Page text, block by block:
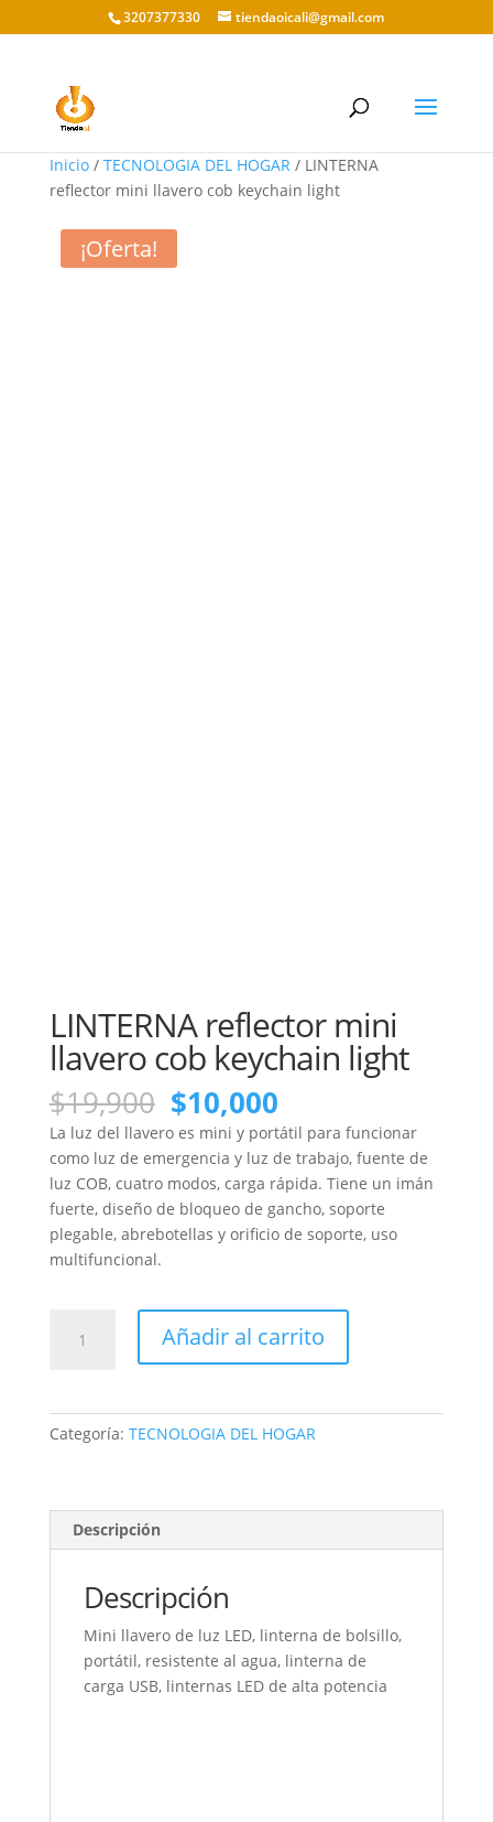
3207377330 tiendaoicali@gmail.com
Inicio/ TECNOLOGIA DEL HOGAR/ LINTERNA
reflector mini llavero cob keychain light
¡Oferta!
LINTERNA reflector mini
llavero cob keychain light
$19,900 El
precio
original
era:
$19,900.
$10,000El
precio
actual
es:
$10,000.
La luz del llavero es mini y portátil para funcionar
como luz de emergencia y luz de trabajo, fuente de
luz COB, cuatro modos, carga rápida. Tiene un imán
fuerte, diseño de bloqueo de gancho, soporte
plegable, abrebotellas y orificio de soporte, uso
multifuncional.
reflector
keychain
Añadir al carrito
Categoría: TECNOLOGIA DEL HOGAR
Descripción
Descripción
Mini llavero de luz LED, linterna de bolsillo,
portátil, resistente al agua, linterna de
carga USB, linternas LED de alta potencia